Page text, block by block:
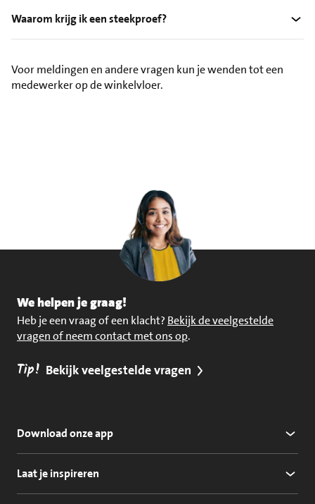
Waarom krijg ik een steekproef?
Voor meldingen en andere vragen kun je wenden tot een
medewerker op de winkelvloer.
We helpen je graag!
Heb je een vraag of een klacht? Bekijk de veelgestelde
vragen of neem contact met ons op.
Tip! Bekijk veelgestelde vragen
Download onze app
Laat je inspireren